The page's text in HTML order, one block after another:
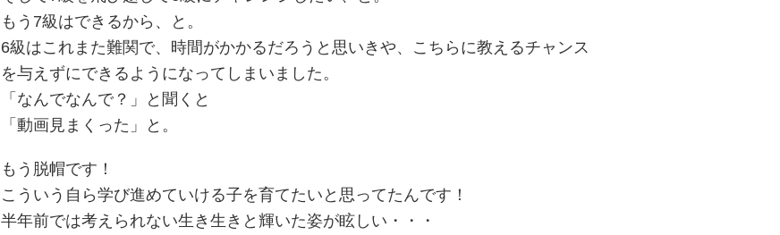
もう7級はできるから、と。
6級はこれまた難関で、時間がかかるだろうと思いきや、こちらに教えるチャンス
を与えずにできるようになってしまいました。
「なんでなんで？」と聞くと
「動画見まくった」と。
もう脱帽です！
こういう自ら学び進めていける子を育てたいと思ってたんです！
半年前では考えられない生き生きと輝いた姿が眩しい・・・